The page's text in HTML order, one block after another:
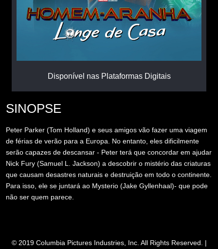
Disponível nas Plataformas Digitais
SINOPSE
Peter Parker (Tom Holland) e seus amigos vão fazer uma viagem
de férias de verão para a Europa. No entanto, eles dificilmente
serão capazes de descansar - Peter terá que concordar em ajudar
Nick Fury (Samuel L. Jackson) a descobrir o mistério das criaturas
que causam desastres naturais e destruição em todo o continente.
Para isso, ele se juntará ao Mysterio (Jake Gyllenhaal)- que pode
não ser quem parece.
© 2019 Columbia Pictures Industries, Inc. All Rights Reserved. |